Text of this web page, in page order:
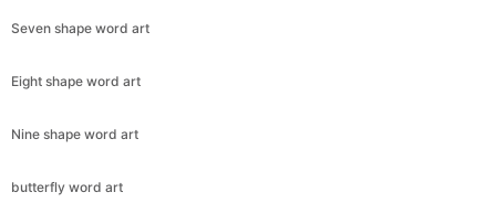
Seven shape word art
Eight shape word art
Nine shape word art
butterfly word art